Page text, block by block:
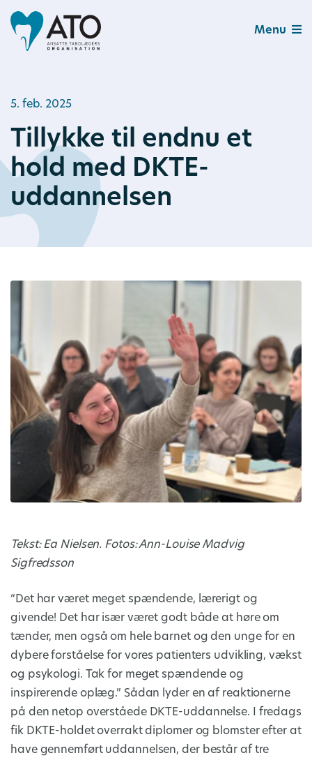
Menu
5. feb. 2025
Tillykke til endnu et
hold med DKTE-
uddannelsen
Tekst: Ea Nielsen. Fotos: Ann-Louise Madvig
Sigfredsson
“Det har været meget spændende, lærerigt og
givende! Det har især været godt både at høre om
tænder, men også om hele barnet og den unge for en
dybere forståelse for vores patienters udvikling, vækst
og psykologi. Tak for meget spændende og
inspirerende oplæg.” Sådan lyder en af reaktionerne
på den netop overståede DKTE-uddannelse. I fredags
fik DKTE-holdet overrakt diplomer og blomster efter at
have gennemført uddannelsen, der består af tre